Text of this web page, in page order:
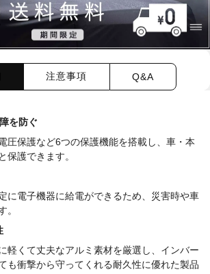
注意事項 Q&A
を防ぐ
圧保護など6つの保護機能を搭載し、車・本
保護できます。
に電子機器に給電ができるため、災害時や車
。
軽くて丈夫なアルミ素材を厳選し、インバー
も衝撃から守ってくれる耐久性に優れた製品